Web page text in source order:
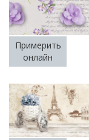
Примерить
онлайн